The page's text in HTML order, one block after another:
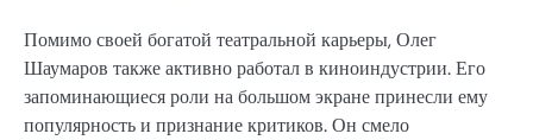
Помимо своей богатой театральной карьеры, Олег
Шаумаров также активно работал в киноиндустрии. Его
запоминающиеся роли на большом экране принесли ему
популярность и признание критиков. Он смело